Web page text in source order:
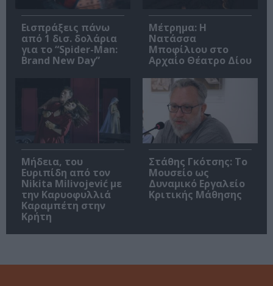
Εισπράξεις πάνω
από 1 δισ. δολάρια
για το “Spider-Man:
Brand New Day”
Μέτρημα: Η
Νατάσσα
Μποφίλιου στο
Αρχαίο Θέατρο Δίου
Μήδεια, του
Ευριπίδη από τον
Nikita Milivojević με
την Καρυοφυλλιά
Καραμπέτη στην
Κρήτη
Στάθης Γκότσης: Το
Μουσείο ως
Δυναμικό Εργαλείο
Κριτικής Μάθησης